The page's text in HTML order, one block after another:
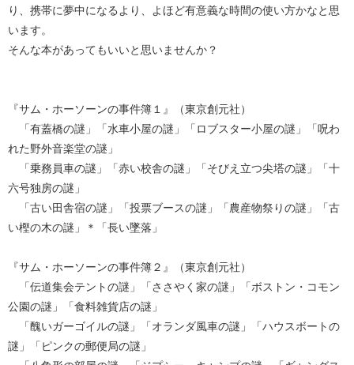
り、携帯に夢中になるより、よほど有意義な時間の使い方かなと思
います。
そんな本があってもいいと思いませんか？
『サム・ホーソーンの事件簿１』（東京創元社）
「有蓋橋の謎」「水車小屋の謎」「ロブスター小屋の謎」「呪わ
れた野外音楽堂の謎」
「乗務員車の謎」「赤い校舎の謎」「そびえ立つ尖塔の謎」「十
六号独房の謎」
「古い田舎宿の謎」「投票ブースの謎」「農産物祭りの謎」「古
い樫の木の謎」＊「長い墜落」
『サム・ホーソーンの事件簿２』（東京創元社）
「伝道集会テントの謎」「ささやく家の謎」「ボストン・コモン
公園の謎」「食料雑貨店の謎」
「醜いガーゴイルの謎」「オランダ風車の謎」「ハウスボートの
謎」「ピンクの郵便局の謎」